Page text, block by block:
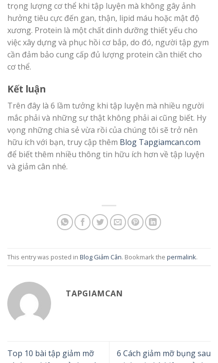
trọng lượng cơ thể khi tập luyện mà không gây ảnh
hưởng tiêu cực đến gan, thận, lipid máu hoặc mật độ
xương. Protein là một chất dinh dưỡng thiết yếu cho
việc xây dựng và phục hồi cơ bắp, do đó, người tập gym
cần đảm bảo cung cấp đủ lượng protein cần thiết cho
cơ thể.
Kết luận
Trên đây là 6 lầm tưởng khi tập luyện mà nhiều người
mắc phải và những sự thật không phải ai cũng biết. Hy
vọng những chia sẻ vừa rồi của chúng tôi sẽ trở nên
hữu ích với bạn, truy cập thêm Blog Tapgiamcan.com
để biết thêm nhiều thông tin hữu ích hơn về tập luyện
và giảm cân nhé.
This entry was posted in Blog Giảm Cân. Bookmark the permalink.
TAPGIAMCAN
Top 10 bài tập giảm mỡ
6 Cách giảm mỡ bụng sau